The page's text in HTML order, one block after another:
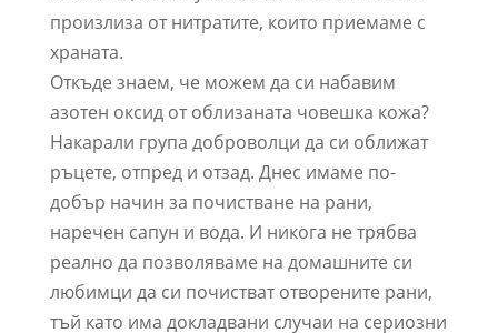
произлиза от нитратите, които приемаме с
храната.
Откъде знаем, че можем да си набавим
азотен оксид от облизаната човешка кожа?
Накарали група доброволци да си оближат
ръцете, отпред и отзад. Днес имаме по-
добър начин за почистване на рани,
наречен сапун и вода. И никога не трябва
реално да позволяваме на домашните си
любимци да си почистват отворените рани,
тъй като има докладвани случаи на сериозни